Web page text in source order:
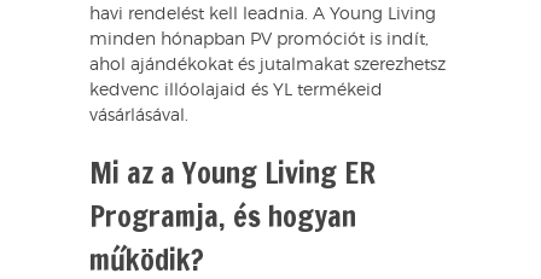
havi rendelést kell leadnia. A Young Living
minden hónapban PV promóciót is indít,
ahol ajándékokat és jutalmakat szerezhetsz
kedvenc illóolajaid és YL termékeid
vásárlásával.
Mi az a Young Living ER
Programja, és hogyan
működik?